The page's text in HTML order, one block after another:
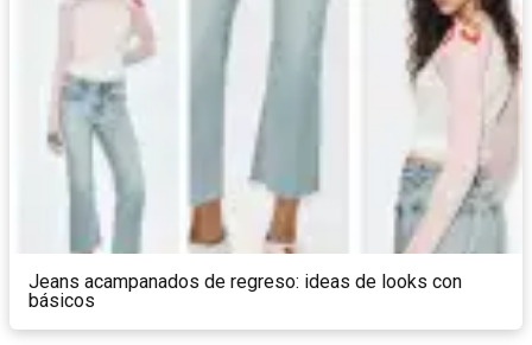
Jeans acampanados de regreso: ideas de looks con
básicos